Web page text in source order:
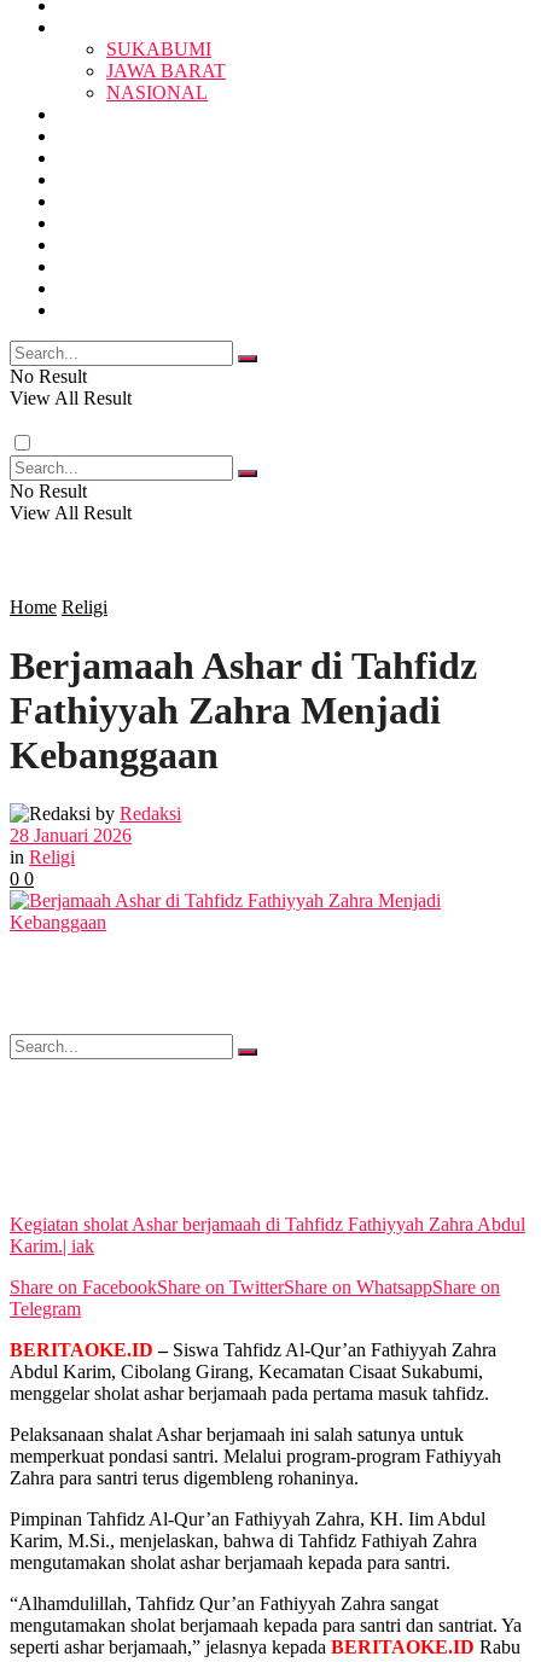
SUKABUMI
PENDIDIKAN
SOSOK
POLITIK
EKBIS
OPINI
SUKABUMI
JAWA BARAT
NASIONAL
No Result
View All Result
No Result
View All Result
Home Religi
Berjamaah Ashar di Tahfidz
Fathiyyah Zahra Menjadi
Kebanggaan
by Redaksi
28 Januari 2026
in Religi
0 0
Kegiatan sholat Ashar berjamaah di Tahfidz Fathiyyah Zahra Abdul
Karim.| iak
Share on FacebookShare on TwitterShare on WhatsappShare on
Telegram
BERITAOKE.ID –Siswa Tahfidz Al-Qur’an Fathiyyah Zahra
Abdul Karim, Cibolang Girang, Kecamatan Cisaat Sukabumi,
menggelar sholat ashar berjamaah pada pertama masuk tahfidz.
Pelaksanaan shalat Ashar berjamaah ini salah satunya untuk
memperkuat pondasi santri. Melalui program-program Fathiyyah
Zahra para santri terus digembleng rohaninya.
Pimpinan Tahfidz Al-Qur’an Fathiyyah Zahra, KH. Iim Abdul
Karim, M.Si., menjelaskan, bahwa di Tahfidz Fathiyah Zahra
mengutamakan sholat ashar berjamaah kepada para santri.
“Alhamdulillah, Tahfidz Qur’an Fathiyyah Zahra sangat
mengutamakan sholat berjamaah kepada para santri dan santriat. Ya
seperti ashar berjamaah,” jelasnya kepada BERITAOKE.ID Rabu